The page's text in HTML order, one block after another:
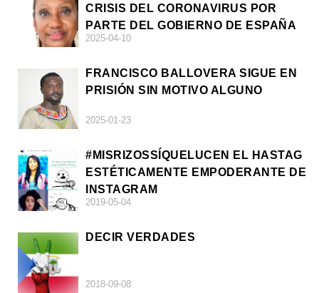
CRISIS DEL CORONAVIRUS POR
PARTE DEL GOBIERNO DE ESPAÑA
2025-04-10
FRANCISCO BALLOVERA SIGUE EN
PRISIÓN SIN MOTIVO ALGUNO
2025-01-23
#MISRIZOSSÍQUELUCEN EL HASTAG
ESTÉTICAMENTE EMPODERANTE DE
INSTAGRAM
2019-05-04
DECIR VERDADES
2018-09-08